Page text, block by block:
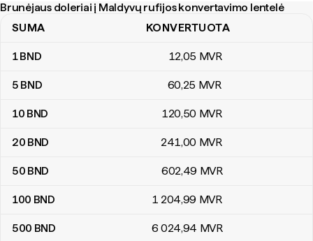
Brunėjaus doleriai į Maldyvų rufijos konvertavimo lentelė
Brunėjaus doleriai į Maldyvų rufijos konvertavimo lentelė
SUMA KONVERTUOTA
1BND 12,05 MVR
5 BND 60,25 MVR
10 BND 120,50 MVR
20 BND 241,00 MVR
50 BND 602,49 MVR
100 BND 1 204,99 MVR
500 BND 6 024,94 MVR